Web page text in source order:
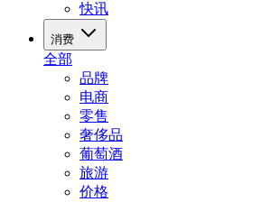
快讯
消费
全部
品牌
电商
零售
奢侈品
葡萄酒
旅游
价格